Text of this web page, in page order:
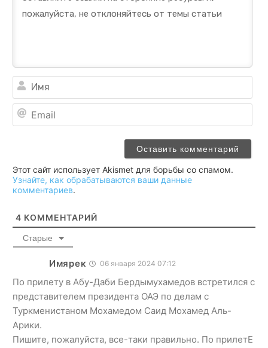
Этот сайт использует Akismet для борьбы со спамом.
Узнайте, как обрабатываются ваши данные
комментариев.
4 КОММЕНТАРИЙ
Старые
Имярек 06 января 2024 07:12
По прилету в Абу-Даби Бердымухамедов встретился с
представителем президента ОАЭ по делам с
Туркменистаном Мохамедом Саид Мохамед Аль-
Арики.
Пишите, пожалуйста, все-таки правильно. По прилетЕ